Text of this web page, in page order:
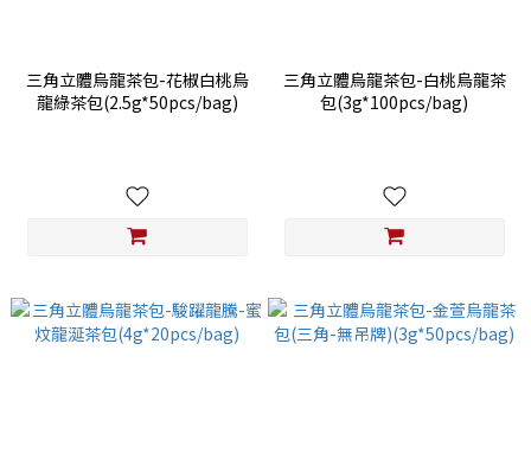
三角立體烏龍茶包-花椒白桃烏
龍綠茶包(2.5g*50pcs/bag)
三角立體烏龍茶包-白桃烏龍茶
包(3g*100pcs/bag)